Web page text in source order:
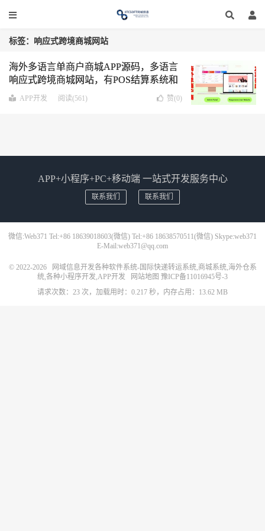
标签：响应式跨境商城网站
海外多语言单商户商城APP源码，多语言
响应式跨境商城网站，有POS结算系统和
发票系统，支持22个海外支付方式，响应
式跨境商城网站，Android & lOS支持
APP开发 阅读(561) 赞(0)
APP+小程序+PC+移动端 一站式开发服务中心
联系我们 联系我们
微信:Web371 Tel:+86 18639018603(微信) Tel:+86 18638570511(微信) Skype:web371
E-Mail:web371@qq.com
© 2022-2026
网域信息开发各种软件系统-国际快递转运系统,商城系统,海外仓系
统,各种小程序开发,APP开发
网站地图 豫ICP备11016945号-3
请求次数：23 次，加载用时：0.217 秒，内存占用：13.62 MB